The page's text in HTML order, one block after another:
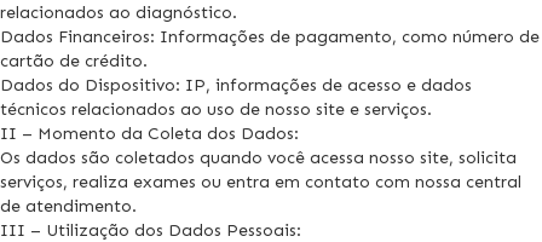
relacionados ao diagnóstico.
Dados Financeiros: Informações de pagamento, como número de
cartão de crédito.
Dados do Dispositivo: IP, informações de acesso e dados
técnicos relacionados ao uso de nosso site e serviços.
II – Momento da Coleta dos Dados:
Os dados são coletados quando você acessa nosso site, solicita
serviços, realiza exames ou entra em contato com nossa central
de atendimento.
III – Utilização dos Dados Pessoais: